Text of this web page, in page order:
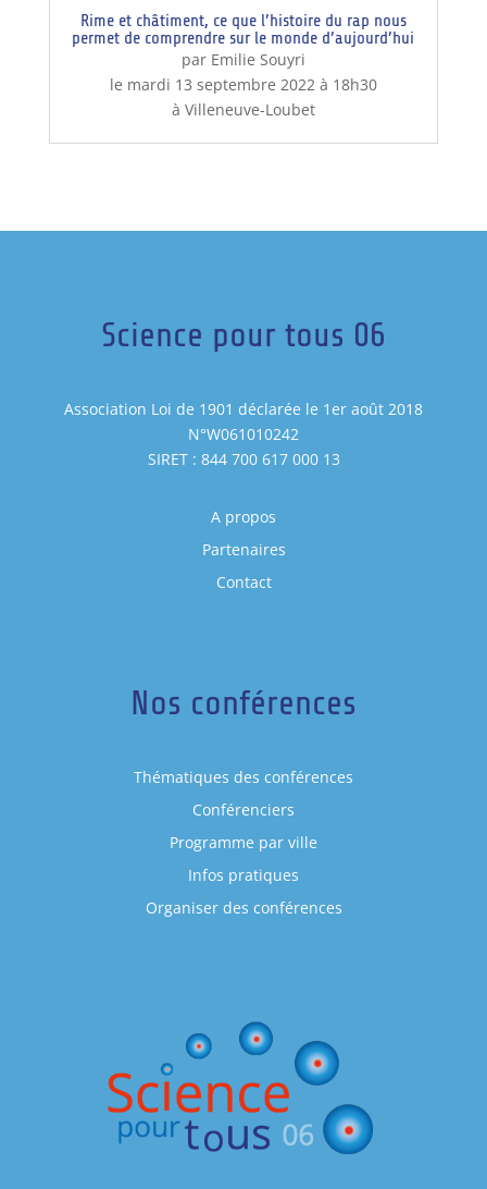
Rime et châtiment, ce que l’histoire du rap nous
permet de comprendre sur le monde d’aujourd’hui
par Emilie Souyri
le mardi 13 septembre 2022 à 18h30
à Villeneuve-Loubet
Science pour tous 06
Association Loi de 1901 déclarée le 1er août 2018
N°W061010242
SIRET : 844 700 617 000 13
A propos
Partenaires
Contact
Nos conférences
Thématiques des conférences
Conférenciers
Programme par ville
Infos pratiques
Organiser des conférences